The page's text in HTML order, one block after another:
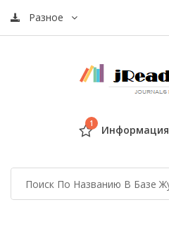
Разное
1 Информация